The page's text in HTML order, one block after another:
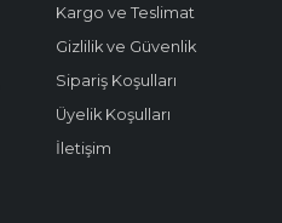
Kargo ve Teslimat
Gizlilik ve Güvenlik
Sipariş Koşulları
Üyelik Koşulları
İletişim